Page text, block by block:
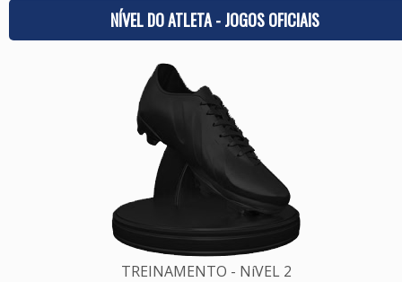
NÍVEL DO ATLETA - JOGOS OFICIAIS
TREINAMENTO - NíVEL 2